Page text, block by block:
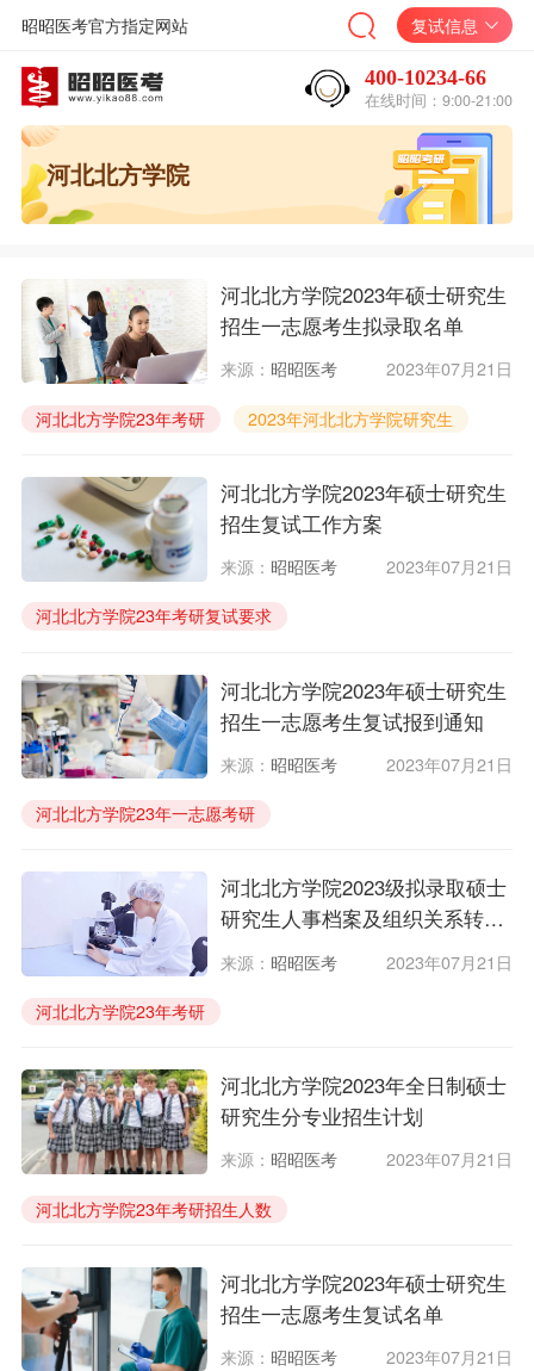
昭昭医考官方指定网站 复试信息
400-10234-66
在线时间：9:00-21:00
河北北方学院
河北北方学院2023年硕士研究生
招生一志愿考生拟录取名单
来源： 昭昭医考 2023年07月21日
河北北方学院23年考研
2023年河北北方学院研究生
河北北方学院2023年硕士研究生
招生复试工作方案
来源： 昭昭医考 2023年07月21日
河北北方学院23年考研复试要求
河北北方学院临床考研调剂办法
河北北方学院2023年硕士研究生
招生一志愿考生复试报到通知
来源： 昭昭医考 2023年07月21日
河北北方学院23年一志愿考研
河北北方学院2023级拟录取硕士
研究生人事档案及组织关系转接
的通知
来源： 昭昭医考 2023年07月21日
河北北方学院23年考研
河北北方学院临床考研
河北北方学院2023年全日制硕士
研究生分专业招生计划
来源： 昭昭医考 2023年07月21日
河北北方学院23年考研招生人数
河北北方学院临床考研招生计划
河北北方学院2023年硕士研究生
招生一志愿考生复试名单
来源： 昭昭医考 2023年07月21日